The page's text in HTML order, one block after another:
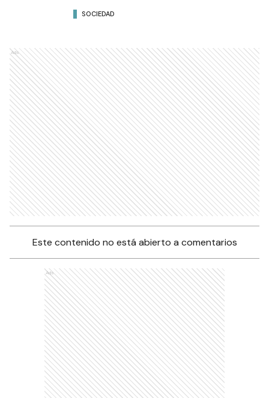
EDICIÓN IMPRESA
Reiteran cuidados para
prevenir la enfermedad
conocida como síndrome
mano-ano-boca
SOCIEDAD
Ads
Este contenido no está abierto a comentarios
Ads